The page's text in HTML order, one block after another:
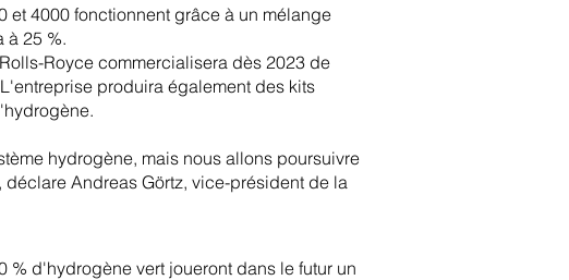
et 4000 fonctionnent grâce à un mélange
à 25 %.
Royce commercialisera dès 2023 de
produira également des kits
hydrogène, mais nous allons poursuivre
Andreas Görtz, vice-président de la
d'hydrogène vert joueront dans le futur un